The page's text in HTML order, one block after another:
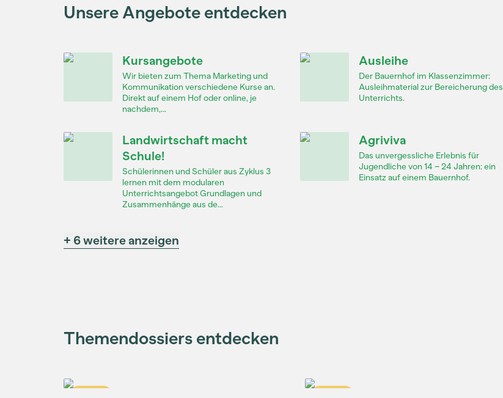
Unsere Angebote entdecken
Kursangebote
Wir bieten zum Thema Marketing und
Kommunikation verschiedene Kurse an.
Direkt auf einem Hof oder online, je
nachdem,...
Ausleihe
Der Bauernhof im Klassenzimmer:
Ausleihmaterial zur Bereicherung des
Unterrichts.
Landwirtschaft macht
Schule!
Schülerinnen und Schüler aus Zyklus 3
lernen mit dem modularen
Unterrichtsangebot Grundlagen und
Zusammenhänge aus de...
Agriviva
Das unvergessliche Erlebnis für
Jugendliche von 14 – 24 Jahren: ein
Einsatz auf einem Bauernhof.
+ 6 weitere anzeigen
Themendossiers entdecken